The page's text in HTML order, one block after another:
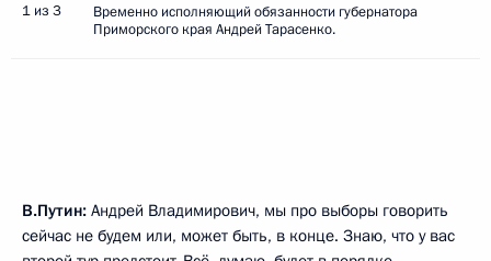
1 из 3
Временно исполняющий обязанности губернатора
Приморского края Андрей Тарасенко.
В.Путин: Андрей Владимирович, мы про выборы говорить
сейчас не будем или, может быть, в конце. Знаю, что у вас